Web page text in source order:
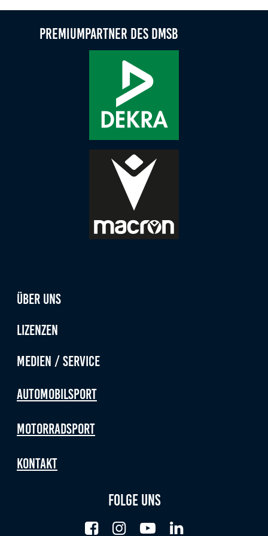
Premiumpartner des DMSB
Über uns
Lizenzen
Medien / Service
Automobilsport
Motorradsport
Kontakt
Folge uns
Diese Cookies dienen zur Erhebung von Statistiken zur
Medien & externe Dienste
Um Inhalte von Videoplattformen und weiteren externen
Diensten anzeigen zu können, werden von diesen ggf.
Cookies gesetzt. Die Einbindung kann bei Bedarf einzeln
Cookies, die ggf. zur Einbettung und Bereitstellung
von Videos auf unserer Website gesetzt werden.
Anbieter:
Cookies, die ggf. zur Einbettung und Bereitstellung
von interaktiven Karten auf unserer Website gesetzt